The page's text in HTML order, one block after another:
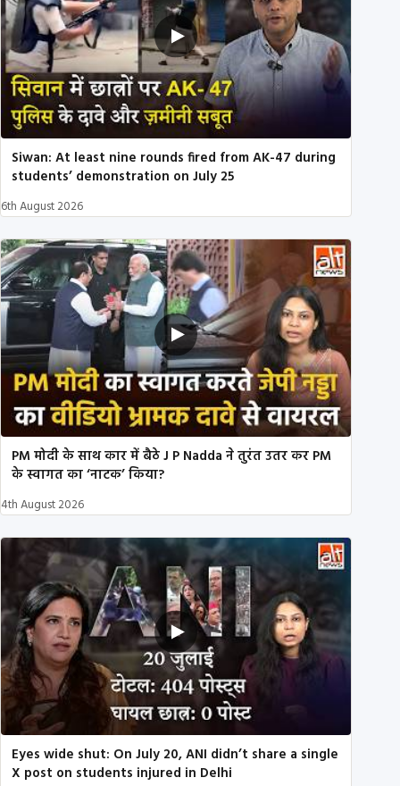
Siwan: At least nine rounds fired from AK-47 during
students’ demonstration on July 25
6th August 2026
PM मोदी के साथ कार में बैठे J P Nadda ने तुरंत उतर कर PM
के स्वागत का ‘नाटक’ किया?
4th August 2026
Eyes wide shut: On July 20, ANI didn’t share a single
X post on students injured in Delhi